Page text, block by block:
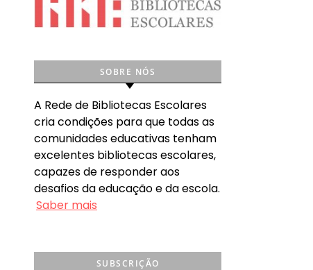
SOBRE NÓS
A Rede de Bibliotecas Escolares
cria condições para que todas as
comunidades educativas tenham
excelentes bibliotecas escolares,
capazes de responder aos
desafios da educação e da escola.
Saber mais
SUBSCRIÇÃO